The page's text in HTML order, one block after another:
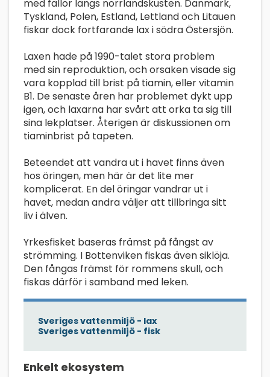
med fällor längs norrlandskusten. Danmark,
Tyskland, Polen, Estland, Lettland och Litauen
fiskar dock fortfarande lax i södra Östersjön.
Laxen hade på 1990-talet stora problem
med sin reproduktion, och orsaken visade sig
vara kopplad till brist på tiamin, eller vitamin
B1. De senaste åren har problemet dykt upp
igen, och laxarna har svårt att orka ta sig till
sina lekplatser. Återigen är diskussionen om
tiaminbrist på tapeten.
Beteendet att vandra ut i havet finns även
hos öringen, men här är det lite mer
komplicerat. En del öringar vandrar ut i
havet, medan andra väljer att tillbringa sitt
liv i älven.
Yrkesfisket baseras främst på fångst av
strömming. I Bottenviken fiskas även siklöja.
Den fångas främst för rommens skull, och
fiskas därför i samband med leken.
Sveriges vattenmiljö - lax
Sveriges vattenmiljö - fisk
Enkelt ekosystem